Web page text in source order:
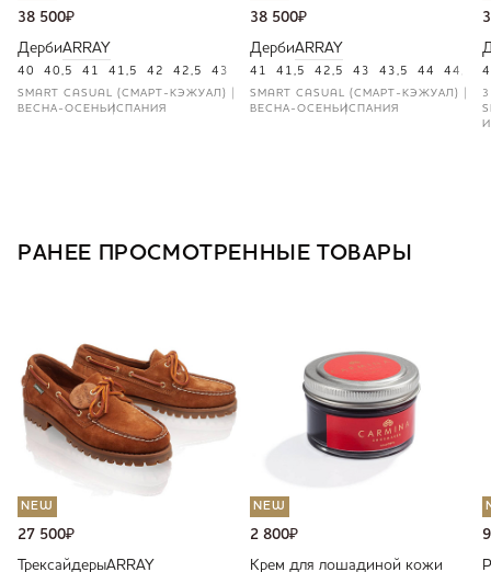
38 500₽
ДербиARRAY
40 40,5 41 41,5 42 42,5 43 43,5 44 44,5 46
SMART CASUAL (СМАРТ-КЭЖУАЛ)
ВЕСНА-ОСЕНЬ ИСПАНИЯ
38 500₽
ДербиARRAY
41 41,5 42,5 43 43,5 44 44,5
SMART CASUAL (СМАРТ-КЭЖУАЛ)
ВЕСНА-ОСЕНЬ ИСПАНИЯ
РАНЕЕ ПРОСМОТРЕННЫЕ ТОВАРЫ
NEW
27 500₽
ТрексайдерыARRAY
NEW
2 800₽
Крем для лошадиной кожи